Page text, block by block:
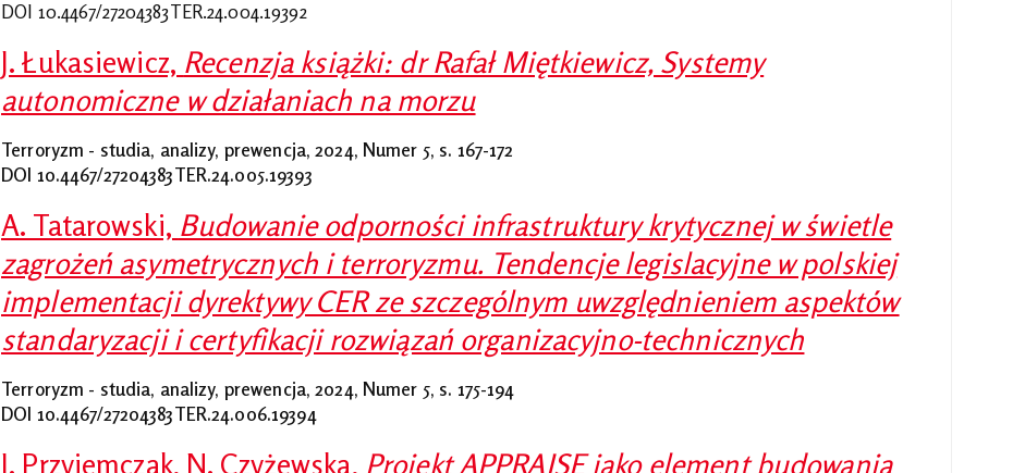
DOI 10.4467/27204383TER.24.004.19392
J. Łukasiewicz, Recenzja książki: dr Rafał Miętkiewicz, Systemy
autonomiczne w działaniach na morzu
Terroryzm - studia, analizy, prewencja, 2024, Numer 5, s. 167-172
DOI 10.4467/27204383TER.24.005.19393
A. Tatarowski, Budowanie odporności infrastruktury krytycznej w świetle
zagrożeń asymetrycznych i terroryzmu. Tendencje legislacyjne w polskiej
implementacji dyrektywy CER ze szczególnym uwzględnieniem aspektów
standaryzacji i certyfikacji rozwiązań organizacyjno-technicznych
Terroryzm - studia, analizy, prewencja, 2024, Numer 5, s. 175-194
DOI 10.4467/27204383TER.24.006.19394
J. Przyjemczak, N. Czyżewska, Projekt APPRAISE jako element budowania